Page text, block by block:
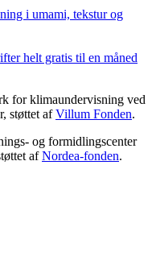
i umami, tekstur og
helt gratis til en måned
for klimaundervisning ved
støttet afVillum Fonden.
og formidlingscenter
afNordea-fonden.